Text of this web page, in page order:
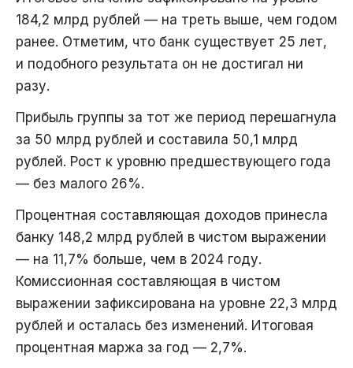
184,2 млрд рублей — на треть выше, чем годом
ранее. Отметим, что банк существует 25 лет,
и подобного результата он не достигал ни
разу.
Прибыль группы за тот же период перешагнула
за 50 млрд рублей и составила 50,1 млрд
рублей. Рост к уровню предшествующего года
— без малого 26%.
Процентная составляющая доходов принесла
банку 148,2 млрд рублей в чистом выражении
— на 11,7% больше, чем в 2024 году.
Комиссионная составляющая в чистом
выражении зафиксирована на уровне 22,3 млрд
рублей и осталась без изменений. Итоговая
процентная маржа за год — 2,7%.